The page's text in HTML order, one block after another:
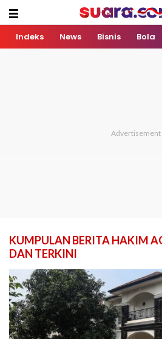
Indeks News Bisnis Bola
KUMPULAN BERITA HAKIM
DAN TERKINI